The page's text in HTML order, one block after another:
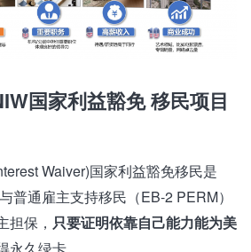
国家利益豁免移民项目
Waiver)国家利益豁免移民是
普通雇主支持移民（EB-2 PERM）
担保， 只要证明依靠自己能力能为美